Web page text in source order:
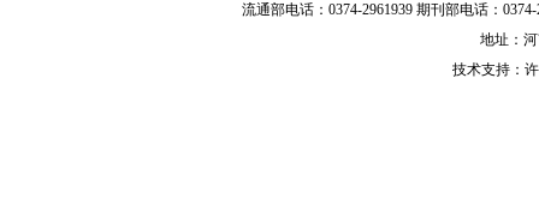
流通部电话：0374-2961939 期刊部电话：
地址：
技术支持：